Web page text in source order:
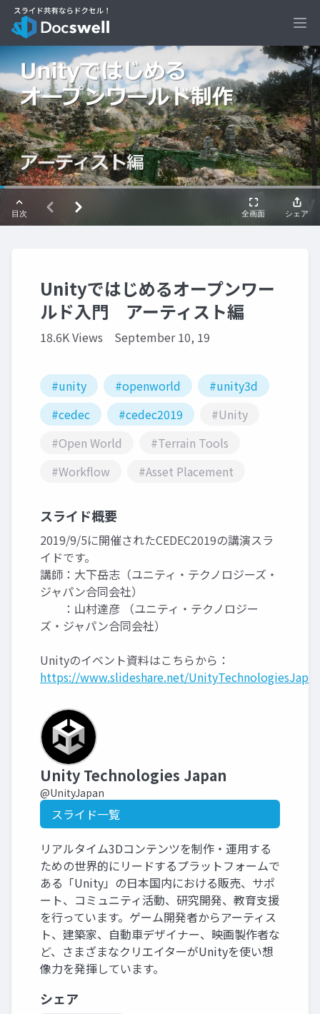
Unityではじめるオープンワー
ルド入門 アーティスト編
18.6K Views September 10, 19
#unity #openworld
#unity3d
#cedec
#cedec2019
#Unity
#Open World
#Terrain Tools
#Workflow
#Asset Placement
スライド概要
2019/9/5に開催されたCEDEC2019の講演スラ
イドです。
講師：大下岳志（ユニティ・テクノロジーズ・
ジャパン合同会社）
：山村達彦 （ユニティ・テクノロジー
ズ・ジャパン合同会社）
Unityのイベント資料はこちらから：
https://www.slideshare.net/
Unity Technologies Japan
@UnityJapan
スライド一覧
リアルタイム3Dコンテンツを制作・運用する
ための世界的にリードするプラットフォームで
ある「Unity」の日本国内における販売、サポ
ート、コミュニティ活動、研究開発、教育支援
を行っています。ゲーム開発者からアーティス
ト、建築家、自動車デザイナー、映画製作者な
ど、さまざまなクリエイターがUnityを使い想
像力を発揮しています。
シェア